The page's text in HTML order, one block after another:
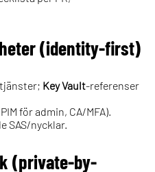
(identity-first)
Key Vault-referenser
för admin, CA/MFA).
SAS/nycklar.
(private-by-